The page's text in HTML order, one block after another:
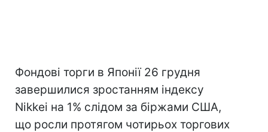
Фондові торги в Японії 26 грудня
завершилися зростанням індексу
Nikkei на 1% слідом за біржами США,
що росли протягом чотирьох торгових